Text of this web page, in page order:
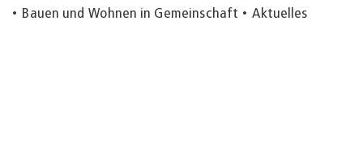
Bauen und Wohnen in Gemeinschaft
Aktuelles